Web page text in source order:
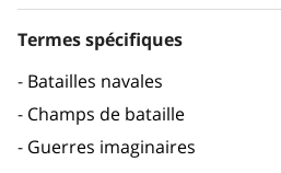
Termes spécifiques
Batailles navales
Champs de bataille
Guerres imaginaires